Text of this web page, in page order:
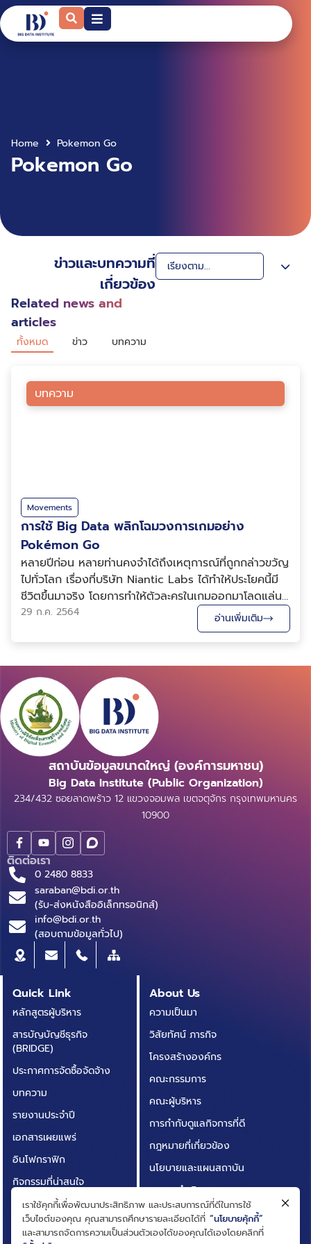
Home Pokemon Go
Pokemon Go
ข่าวและบทความที่
เกี่ยวข้อง
Related news and
articles
ทั้งหมด ข่าว บทความ
บทความ
Movements
การใช้ Big Data พลิกโฉมวงการเกมอย่าง
Pokémon Go
หลายปีก่อน หลายท่านคงจำได้ถึงเหตุการณ์ที่ถูกกล่าวขวัญ
ไปทั่วโลก เรื่องที่บริษัท Niantic Labs ได้ทำให้ประโยคนี้มี
ชีวิตขึ้นมาจริง โดยการทำให้ตัวละครในเกมออกมาโลดแล่น
อยู่บนโลกเสมือนจริง ซึ่งเป็นการปฏิวัติวงการเกมไปอย่าง
สิ้นเชิงของ Pokémon Go เกมบนโทรศัพท์มือถือที่มียอด
ดาวน์โหลดแล้วมากกว่า 1 พันล้านครั้ง...
29 ก.ค. 2564 อ่านเพิ่มเติม
สถาบันข้อมูลขนาดใหญ่ (องค์การมหาชน)
Big Data Institute (Public Organization)
234/432 ซอยลาดพร้าว 12 แขวงจอมพล เขตจตุจักร กรุงเทพมหานคร
10900
ติดต่อเรา
0 2480 8833
saraban@bdi.or.th
(รับ-ส่งหนังสืออิเล็กทรอนิกส์)
info@bdi.or.th
(สอบถามข้อมูลทั่วไป)
Quick Link
หลักสูตรผู้บริหาร
สารบัญบัญชีธุรกิจ
(BRIDGE)
ประกาศการจัดซื้อจัดจ้าง
บทความ
รายงานประจำปี
เอกสารเผยแพร่
อินโฟกราฟิก
กิจกรรมที่น่าสนใจ
ติดต่อเรา
คำถามที่พบบ่อย
About Us
ความเป็นมา
วิสัยทัศน์ ภารกิจ
โครงสร้างองค์กร
คณะกรรมการ
คณะผู้บริหาร
การกำกับดูแลกิจการที่ดี
กฎหมายที่เกี่ยวข้อง
นโยบายและแผนสถาบัน
ผลการดำเนินงาน
ความโปร่งใสในการดำเนิน
งาน (ITA)
เราใช้คุกกี้เพื่อพัฒนาประสิทธิภาพ และประสบการณ์ที่ดีในการใช้
เว็บไซต์ของคุณ คุณสามารถศึกษารายละเอียดได้ที่ “นโยบายคุ้กกี้”
และสามารถจัดการความเป็นส่วนตัวเองได้ของคุณได้เองโดยคลิกที่